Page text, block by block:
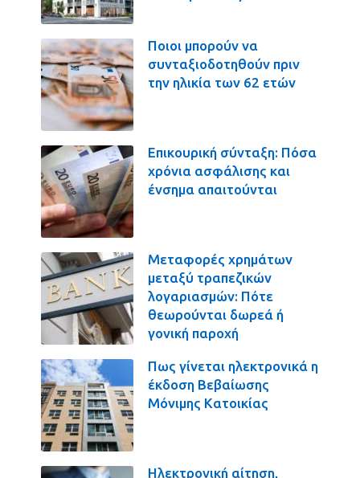
Ποιοι μπορούν να
συνταξιοδοτηθούν πριν
την ηλικία των 62 ετών
Επικουρική σύνταξη: Πόσα
χρόνια ασφάλισης και
ένσημα απαιτούνται
Μεταφορές χρημάτων
μεταξύ τραπεζικών
λογαριασμών: Πότε
θεωρούνται δωρεά ή
γονική παροχή
Πως γίνεται ηλεκτρονικά η
έκδοση Βεβαίωσης
Μόνιμης Κατοικίας
Ηλεκτρονική αίτηση,